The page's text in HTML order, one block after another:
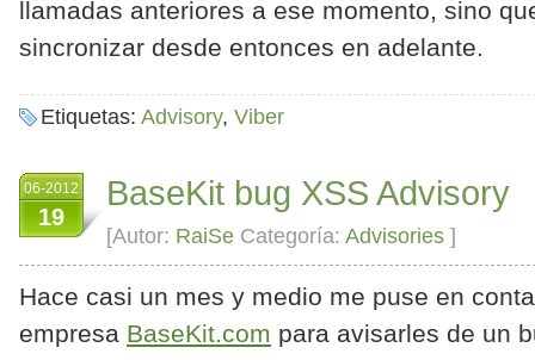
llamadas anteriores a ese momento, sino
sincronizar desde entonces en adelante.
Etiquetas: Advisory, Viber
06-2012
19
BaseKit bug XSS Advisory
[Autor: RaiSe Categoría: Advisories ]
Hace casi un mes y medio me puse en
empresa BaseKit.com para avisarles de un